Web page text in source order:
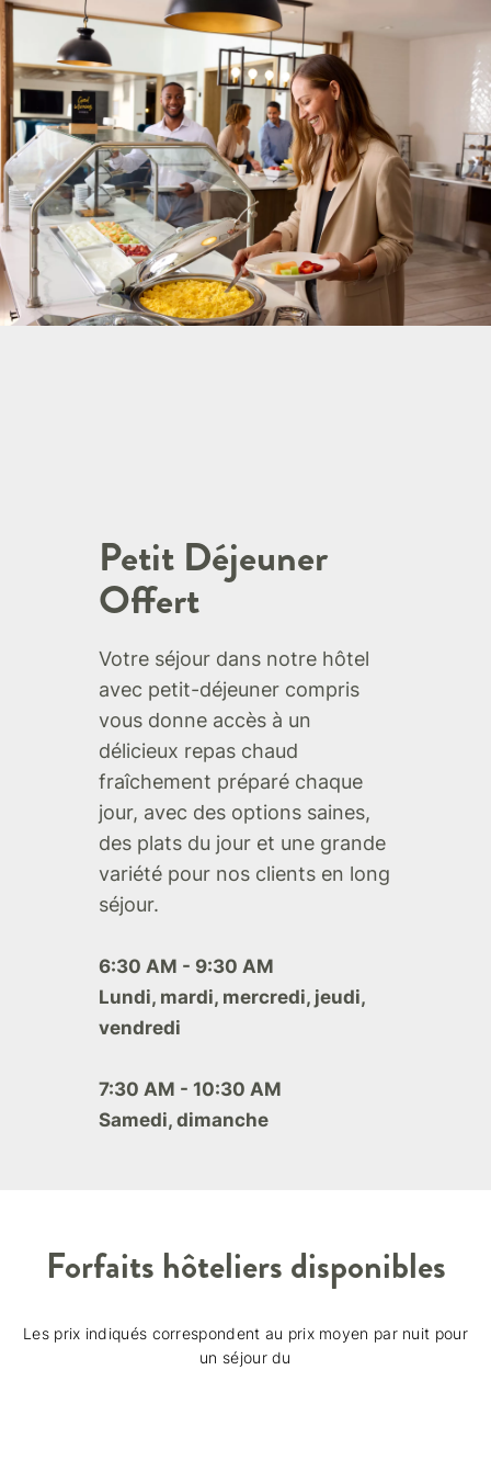
Petit Déjeuner
Offert
Votre séjour dans notre hôtel
avec petit-déjeuner compris
vous donne accès à un
délicieux repas chaud
fraîchement préparé chaque
jour, avec des options saines,
des plats du jour et une grande
variété pour nos clients en long
séjour.
6:30 AM - 9:30 AM
Lundi, mardi, mercredi, jeudi,
vendredi
7:30 AM - 10:30 AM
Samedi, dimanche
Forfaits hôteliers disponibles
Les prix indiqués correspondent au prix moyen par nuit pour
un séjour du